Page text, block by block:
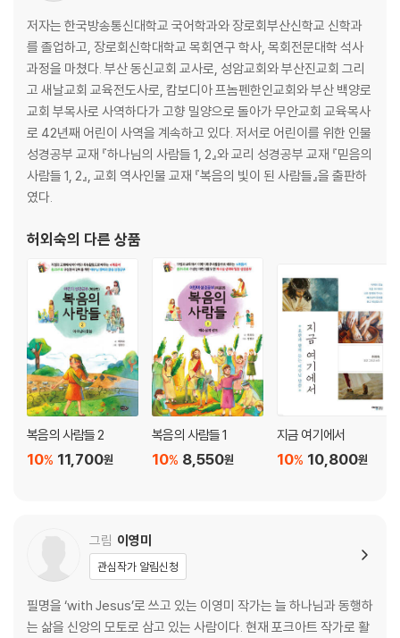
15. 미국의 부흥전도자 드와이트 무디 ···························103
16. 세계 최초 백화점 사업가 존 워너메이커 ··················110
17. 하나님과 함께 연구한 땅콩 박사 조지 워싱턴 카버 ···117
18. 예배를 택한 운동선수 에릭 리델 ·····························124
19. 흑인 평화 인권운동가 마틴 루터 킹 ·························130
* 한국 교회의 신앙 위인들을 만나요
20. 조선의 마게도냐인 이수정 ·······································138
22. 한국의 대부흥운동가 길선주 ····································151
23. 천사의 섬 어머니 문준경 ········································158
24. 일사각오의 순교자 주기철 ·······································164
25. 사랑의 목자 손양원 ················································171
26. 바보 의사 장기려 ···················································178
저자는 한국방송통신대학교 국어학과와 장로회부산신학교 신학과
를 졸업하고, 장로회신학대학교 목회연구 학사, 목회전문대학 석사
과정을 마쳤다. 부산 동신교회 교사로, 성암교회와 부산진교회 그리
고 새날교회 교육전도사로, 캄보디아 프놈펜한인교회와 부산 백양로
교회 부목사로 사역하다가 고향 밀양으로 돌아가 무안교회 교육목사
로 42년째 어린이 사역을 계속하고 있다. 저서로 어린이를 위한 인물
성경공부 교재 『하나님의 사람들 1, 2』와 교리 성경공부 교재 『믿음의
사람들 1, 2』, 교회 역사인물 교재 『복음의 빛이 된 사람들』을 출판하
였다.
허외숙의 다른 상품
복음의 사람들 2
11,700원
10%
복음의 사람들 1
8,550원
10%
지금 여기에서
10,800원
10%
그림 이영미
관심작가 알림신청
필명을 ‘with Jesus’로 쓰고 있는 이영미 작가는 늘 하나님과 동행하
는 삶을 신앙의 모토로 삼고 있는 사람이다. 현재 포크아트 작가로 활